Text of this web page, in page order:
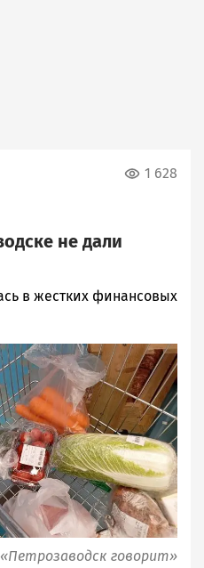
1 628
не дали
в жестких финансовых
говорит»